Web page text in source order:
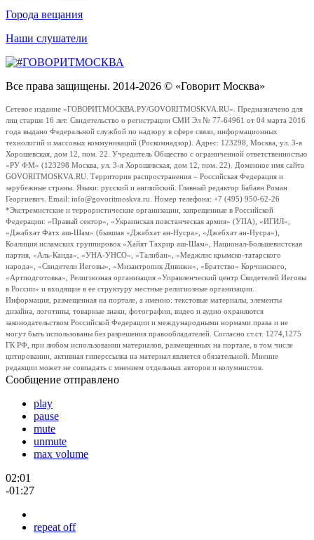
Города вещания
Наши слушатели
Все права защищены. 2014-2026 © «Говорит Москва»
Сетевое издание «ГОВОРИТМОСКВА.РУ/GOVORITMOSKVA.RU». Предназначено для
лиц старше 16 лет. Свидетельство о регистрации СМИ Эл № 77-64961 от 04 марта 2016
года выдано Федеральной службой по надзору в сфере связи, информационных
технологий и массовых коммуникаций (Роскомнадзор). Адрес: 123298, Москва, ул. 3-я
Хорошевская, дом 12, пом. 22. Учредитель Общество с ограниченной ответственностью
«РУ ФМ» (123298 Москва, ул. 3-я Хорошевская, дом 12, пом. 22). Доменное имя сайта
GOVORITMOSKVA.RU. Территория распространения – Российская Федерация и
зарубежные страны. Языки: русский и английский. Главный редактор Бабаян Роман
Георгиевич. Email: info@govoritmoskva.ru. Номер телефона: +7 (495) 950-62-26
*Экстремистские и террористические организации, запрещенные в Российской
Федерации: «Правый сектор», «Украинская повстанческая армия» (УПА), «ИГИЛ»,
«Джабхат Фатх аш-Шам» (бывшая «Джабхат ан-Нусра», «Джебхат ан-Нусра»),
Коалиция исламских группировок «Хайят Тахрир аш-Шам», Национал-Большевистская
партия, «Аль-Каида», «УНА-УНСО», «Талибан», «Меджлис крымско-татарского
народа», «Свидетели Иеговы», «Мизантропик Дивижн», «Братство» Корчинского,
«Артподготовка», Религиозная организация «Управленческий центр Свидетелей Иеговы
в России» и входящие в ее структуру местные религиозные организации.
Информация, размещенная на портале, а именно: текстовые материалы, элементы
дизайна, логотипы, товарные знаки, фотографии, видео и аудио охраняются
законодательством Российской Федерации и международными нормами права и не
могут быть использованы без разрешения правообладателей. Согласно ст.ст. 1274,1275
ГК РФ, при любом использовании материалов, размещенных на портале, в том числе
цитировании, активная гиперссылка на материал является обязательной. Мнение
редакции может не совпадать с мнением отдельных авторов и колумнистов.
Сообщение отправлено
play
pause
mute
unmute
max volume
02:01
-01:27
repeat off